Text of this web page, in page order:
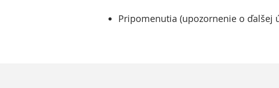
Pripomenutia (upozornenie o ďalšej